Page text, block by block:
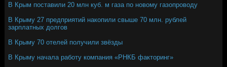
В Крым поставили 20 млн куб. м газа по новому газопроводу
В Крыму 27 предприятий накопили свыше 70 млн. рублей
зарплатных долгов
В Крыму 70 отелей получили звёзды
В Крыму начала работу компания «РНКБ факторинг»